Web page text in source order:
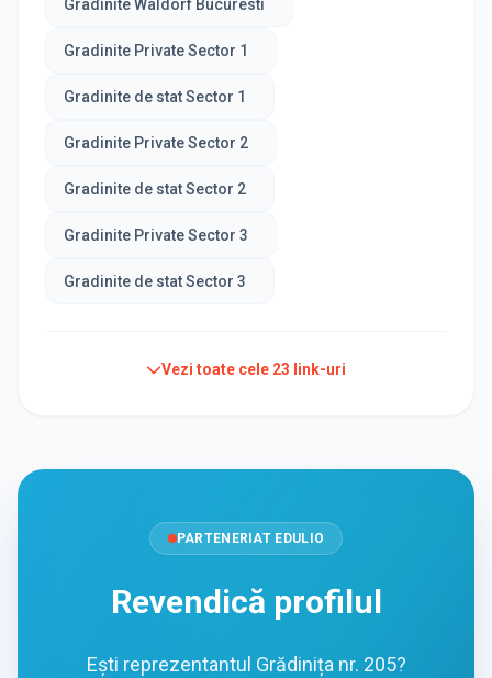
Gradinite Waldorf Bucuresti
Gradinite Private Sector 1
Gradinite de stat Sector 1
Gradinite Private Sector 2
Gradinite de stat Sector 2
Gradinite Private Sector 3
Gradinite de stat Sector 3
Vezi toate cele 23 link-uri
PARTENERIAT EDULIO
Revendică profilul
Ești reprezentantul Grădinița nr. 205?